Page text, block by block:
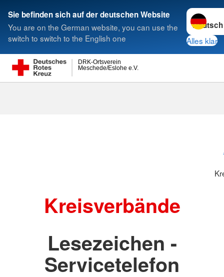
Sie befinden sich auf der deutschen Website
You are on the German website, you can use the
switch to switch to the English one
Sprache
Alles klar
Meschede/Eslohe e.V.
DRK-Ortsverein
Suche
Kreisverbände
Lesezeichen -
Servicetelefon